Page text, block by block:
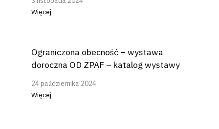
Więcej
Ograniczona obecność – wystawa
doroczna OD ZPAF – katalog wystawy
24 października 2024
Więcej